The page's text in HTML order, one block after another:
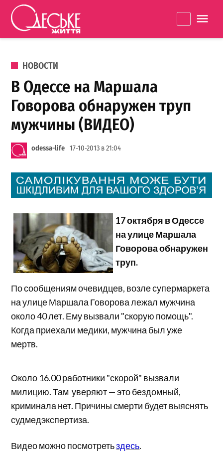
Перейти к содержанию
життя
ОПУБЛИКОВАНО В
НОВОСТИ
В Одессе на Маршала
Говорова обнаружен труп
мужчины (ВИДЕО)
odessa-life 17-10-2013 в 21:04
17 октября в Одессе
на улице Маршала
Говорова обнаружен
труп.
По сообщениям очевидцев, возле супермаркета
на улице Маршала Говорова лежал мужчина
около 40 лет. Ему вызвали "скорую помощь".
Когда приехали медики, мужчина был уже
мертв.
Около 16.00 работники "скорой" вызвали
милицию. Там уверяют — это бездомный,
криминала нет. Причины смерти будет выяснять
судмедэкспертиза.
Видео можно посмотретьздесь.